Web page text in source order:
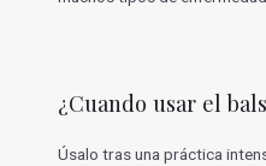
¿Cuando usar el
Úsalo tras una práctica